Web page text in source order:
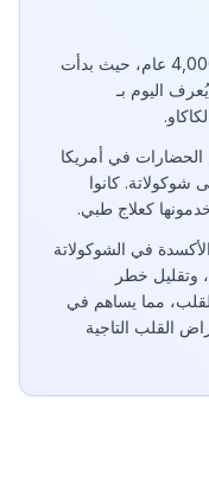
يعود تاريخ الشوكولاتة إلى أكثر من 4,000 عام، حيث بدأت
اليوم بـ
في أمريكا
شوكولاتة. كانوا
كعلاج طبي.
في الشوكولاتة
وتقليل خطر
مما يساهم في
القلب التاجية